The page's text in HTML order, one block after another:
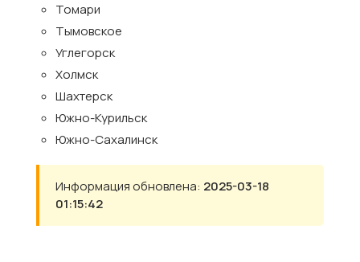
Томари
Тымовское
Углегорск
Холмск
Шахтерск
Южно-Курильск
Южно-Сахалинск
Информация обновлена: 2025-03-18
01:15:42